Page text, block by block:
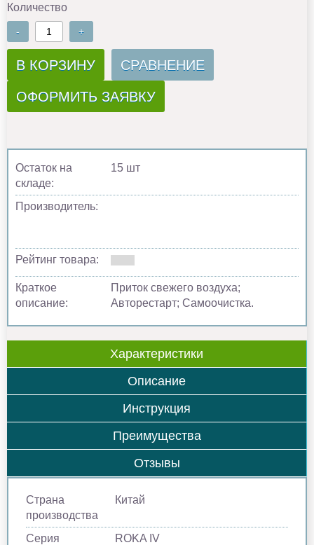
Количество
- +
В КОРЗИНУ СРАВНЕНИЕ
ОФОРМИТЬ ЗАЯВКУ
Остаток на
складе:
15 шт
Производитель:
Рейтинг товара:
Краткое
описание:
Приток свежего воздуха;
Авторестарт; Самоочистка.
Характеристики
Описание
Инструкция
Преимущества
Отзывы
Страна
производства
Китай
Серия
ROKA IV